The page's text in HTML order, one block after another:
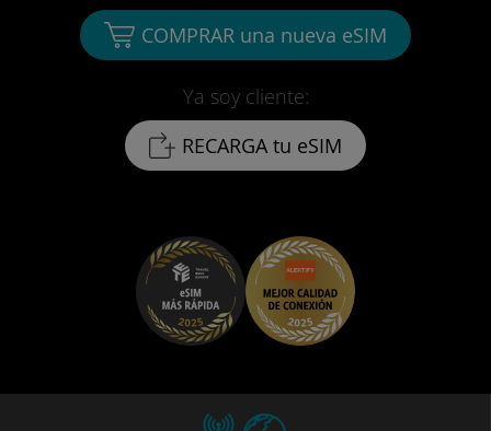
Ya soy cliente:
RECARGA tu eSIM
COMPRAR una nueva eSIM